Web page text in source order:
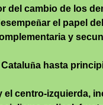
del cambio de los
ñar el papel
y
ña hasta
centro-izquierda,